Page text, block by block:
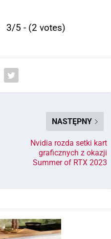
3/5 - (2 votes)
NASTĘPNY
Nvidia rozda setki kart
graficznych z okazji
Summer of RTX 2023